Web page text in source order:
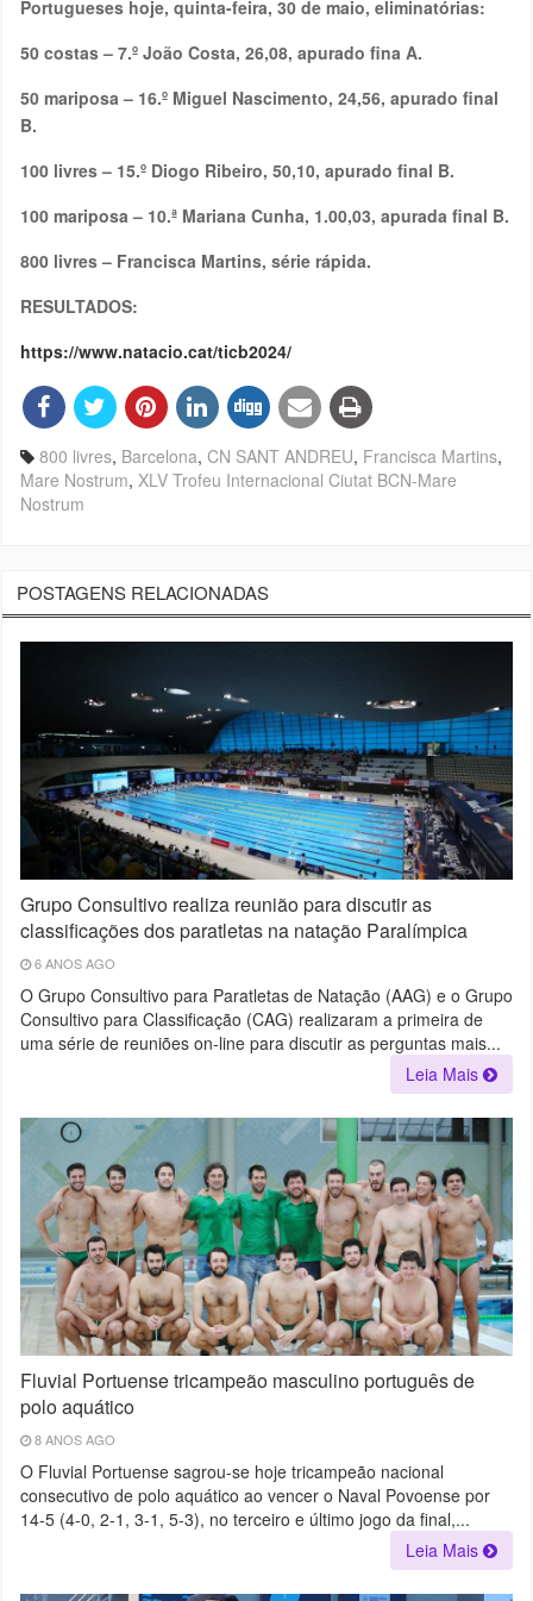
Portugueses hoje, quinta-feira, 30 de maio, eliminatórias:
50 costas – 7.º João Costa, 26,08, apurado fina A.
50 mariposa – 16.º Miguel Nascimento, 24,56, apurado final
B.
100 livres – 15.º Diogo Ribeiro, 50,10, apurado final B.
100 mariposa – 10.ª Mariana Cunha, 1.00,03, apurada final B.
800 livres – Francisca Martins, série rápida.
RESULTADOS:
https://www.natacio.cat/ticb2024/
800 livres, Barcelona, CN SANT ANDREU, Francisca Martins,
Mare Nostrum, XLV Trofeu Internacional Ciutat BCN-Mare
Nostrum
POSTAGENS RELACIONADAS
Grupo Consultivo realiza reunião para discutir as
classificações dos paratletas na natação Paralímpica
6 ANOS AGO
O Grupo Consultivo para Paratletas de Natação (AAG) e o Grupo
Consultivo para Classificação (CAG) realizaram a primeira de
uma série de reuniões on-line para discutir as perguntas mais...
Leia Mais
Fluvial Portuense tricampeão masculino português de
polo aquático
8 ANOS AGO
O Fluvial Portuense sagrou-se hoje tricampeão nacional
consecutivo de polo aquático ao vencer o Naval Povoense por
14-5 (4-0, 2-1, 3-1, 5-3), no terceiro e último jogo da final,...
Leia Mais